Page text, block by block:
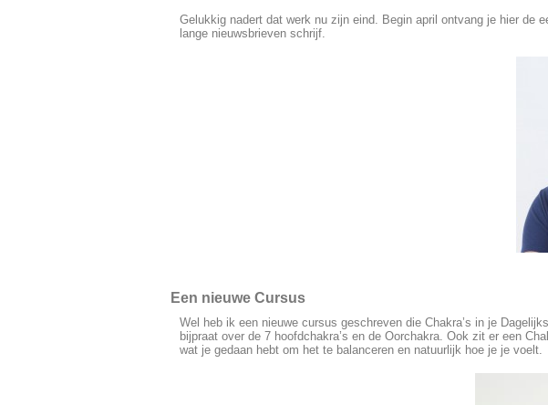
Gelukkig nadert dat werk nu zijn eind. Begin april ontvang je hier de
lange nieuwsbrieven schrijf.
Een nieuwe Cursus
Wel heb ik een nieuwe cursus geschreven die Chakra’s in je
bijpraat over de 7 hoofdchakra’s en de Oorchakra. Ook zit er een
wat je gedaan hebt om het te balanceren en natuurlijk hoe je je voelt.